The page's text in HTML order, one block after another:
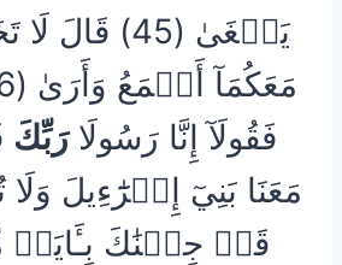
يَطۡغَىٰ (45)
فَقُولَآ إِنَّا رَسُولَارَبِّكَ
مَعَنَا بَنِيٓ إِسۡرَٰٓءِيلَ
قَدۡ جِئۡنَٰكَ